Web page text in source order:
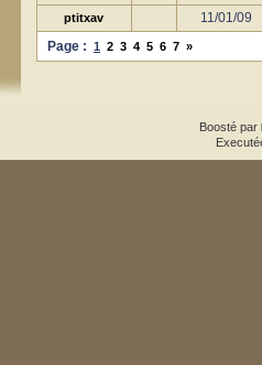
ptitxav
11/01/09
Page : 1 2 3 4 5 6 7 »
Boosté par